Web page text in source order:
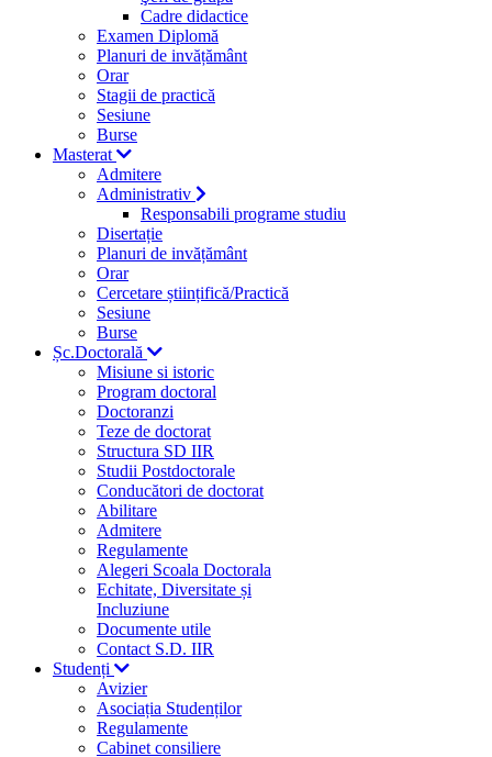
Cadre didactice
Examen Diplomă
Planuri de invățământ
Orar
Stagii de practică
Sesiune
Burse
Masterat
Admitere
Administrativ
Responsabili programe studiu
Disertație
Planuri de invățământ
Orar
Cercetare științifică/Practică
Sesiune
Burse
Șc.Doctorală
Misiune si istoric
Program doctoral
Doctoranzi
Teze de doctorat
Structura SD IIR
Studii Postdoctorale
Conducători de doctorat
Abilitare
Admitere
Regulamente
Alegeri Scoala Doctorala
Echitate, Diversitate și
Incluziune
Documente utile
Contact S.D. IIR
Studenți
Avizier
Asociația Studenților
Regulamente
Cabinet consiliere